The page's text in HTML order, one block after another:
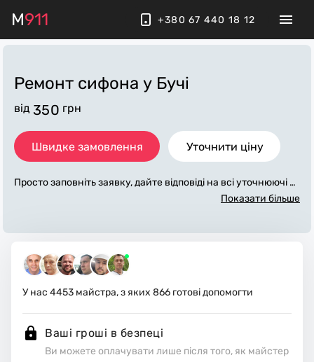
M911 +380 67 440 18 12
Ремонт сифона у Бучі
від 350 грн
Швидке замовлення Уточнити ціну
Просто заповніть заявку, дайте відповіді на всі уточнюючі за
питання по «ремонт сифона». Ми зв'яжемося з вами протяг
тежать за чистотою та прибирають робоче місце.
Показати більше
У нас 4453 майстра, з яких 866 готові допомогти
Ваші гроші в безпеці
Ви можете оплачувати лише після того, як майстер